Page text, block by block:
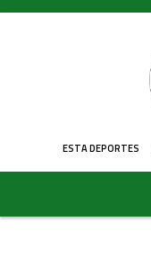
Skip
ESTA DEPORTES